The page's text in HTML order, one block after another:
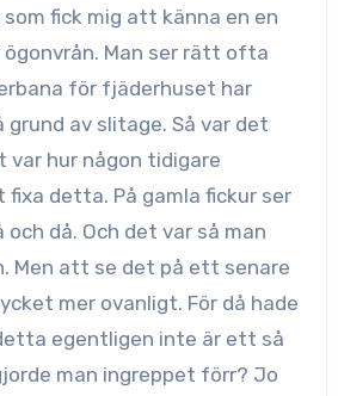
fick mig att känna en en
Man ser rätt ofta
för fjäderhuset har
av slitage. Så var det
var hur någon tidigare
detta. På gamla fickur ser
då. Och det var så man
Men att se det på ett senare
mer ovanligt. För då hade
egentligen inte är ett så
man ingreppet förr? Jo